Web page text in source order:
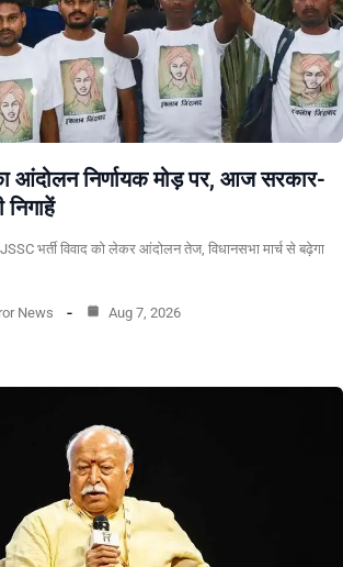
आंदोलन निर्णायक मोड़ पर, आज सरकार-
निगाहें
भर्ती विवाद को लेकर आंदोलन तेज, विधानसभा मार्च से बढ़ेगा
News Aug 7, 2026